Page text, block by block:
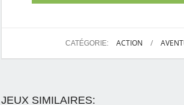
CATÉGORIE: ACTION /
JEUX SIMILAIRES: